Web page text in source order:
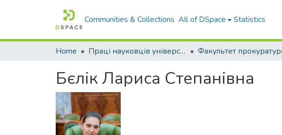
Communities & Collections All of DSpace Statistics
Home Праці науковців університету
Бєлік Лариса Степанівна